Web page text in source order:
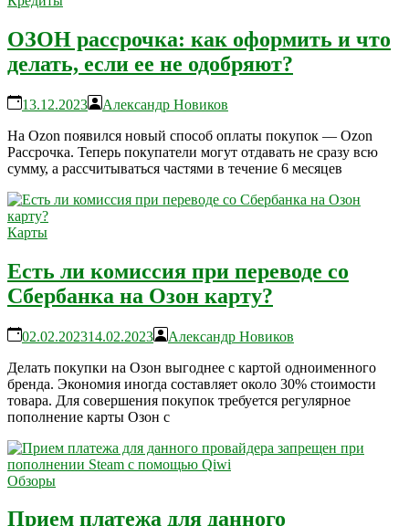
ОЗОН рассрочка: как оформить и что
делать, если ее не одобряют?
13.12.2023
Александр Новиков
На Ozon появился новый способ оплаты покупок — Ozon
Рассрочка. Теперь покупатели могут отдавать не сразу всю
сумму, а рассчитываться частями в течение 6 месяцев
Карты
Есть ли комиссия при переводе со
Сбербанка на Озон карту?
02.02.202314.02.2023
Александр Новиков
Делать покупки на Озон выгоднее с картой одноименного
бренда. Экономия иногда составляет около 30% стоимости
товара. Для совершения покупок требуется регулярное
пополнение карты Озон с
Обзоры
Прием платежа для данного